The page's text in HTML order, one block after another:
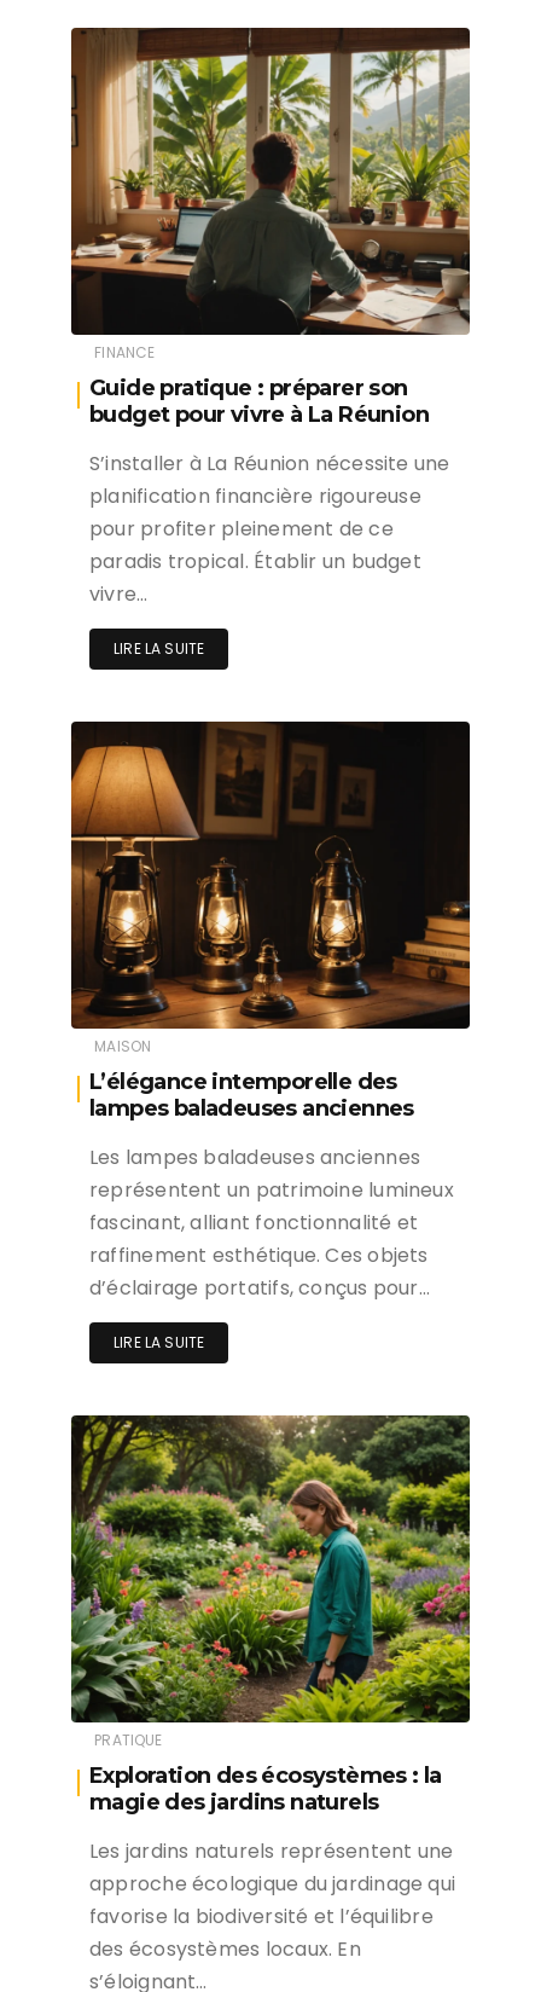
FINANCE
Guide pratique : préparer son
budget pour vivre à La Réunion
S’installer à La Réunion nécessite une
planification financière rigoureuse
pour profiter pleinement de ce
paradis tropical. Établir un budget
vivre…
LIRE LA SUITE
MAISON
L’élégance intemporelle des
lampes baladeuses anciennes
Les lampes baladeuses anciennes
représentent un patrimoine lumineux
fascinant, alliant fonctionnalité et
raffinement esthétique. Ces objets
d’éclairage portatifs, conçus pour…
LIRE LA SUITE
PRATIQUE
Exploration des écosystèmes : la
magie des jardins naturels
Les jardins naturels représentent une
approche écologique du jardinage qui
favorise la biodiversité et l’équilibre
des écosystèmes locaux. En
s’éloignant…